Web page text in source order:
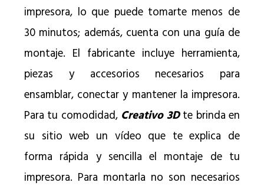
impresora, lo que puede tomarte menos de
30 minutos; además, cuenta con una guía de
montaje. El fabricante incluye herramienta,
piezas y accesorios necesarios para
ensamblar, conectar y mantener la impresora.
Para tu comodidad, Creativo 3Dte brinda en
su sitio web un vídeo que te explica de
forma rápida y sencilla el montaje de tu
impresora. Para montarla no son necesarios